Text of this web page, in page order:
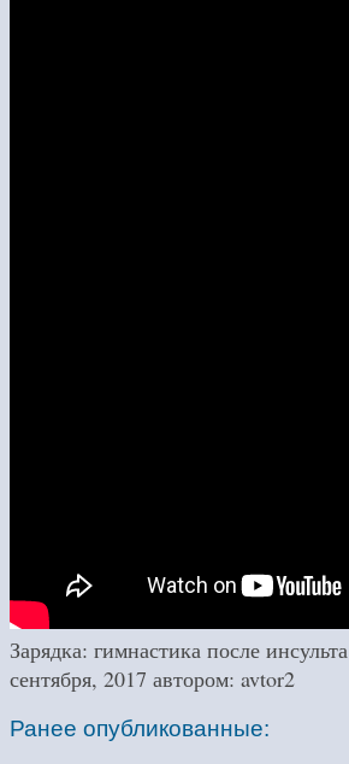
Зарядка: гимнастика после инсульта
сентября, 2017 автором: avtor2
Ранее опубликованные: